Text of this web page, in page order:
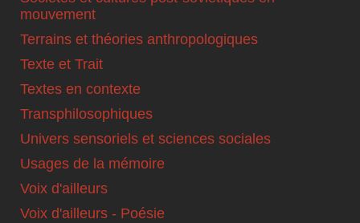
mouvement
Terrains et théories anthropologiques
Texte et Trait
Textes en contexte
Transphilosophiques
Univers sensoriels et sciences sociales
Usages de la mémoire
Voix d'ailleurs
Voix d'ailleurs - Poésie